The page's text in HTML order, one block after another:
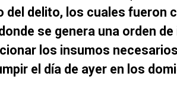
delito, los cuales fueron
se genera una orden
los insumos
el día de ayer en los